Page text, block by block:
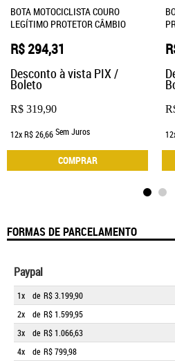
BOTA MOTOCICLISTA COURO
LEGÍTIMO PROTETOR CÂMBIO
R$ 319,90
R$ 294,31
Desconto à vista PIX /
Boleto
12xR$ 26,66Sem Juros
COMPRAR
FORMAS DE PARCELAMENTO
Paypal
1x de R$ 3.199,90
2x
de R$ 1.599,95
3x
de R$ 1.066,63
4x
de R$ 799,98